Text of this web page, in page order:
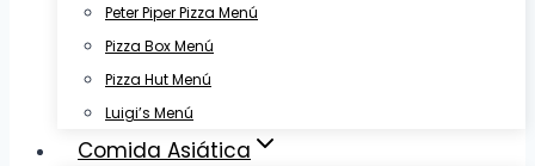
Peter Piper Pizza Menú
Pizza Box Menú
Pizza Hut Menú
Luigi’s Menú
Comida Asiática